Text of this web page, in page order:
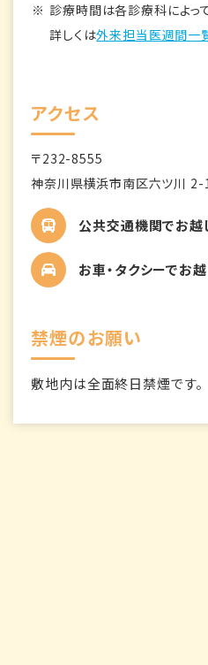
診療時間は各診療科によっ
詳しくは外来担当医週間一
アクセス
〒232-8555
神奈川県横浜市南区六ツ川
公共交通機関でお越
お車・タクシーでお
禁煙のお願い
敷地内は全面終日禁煙です。